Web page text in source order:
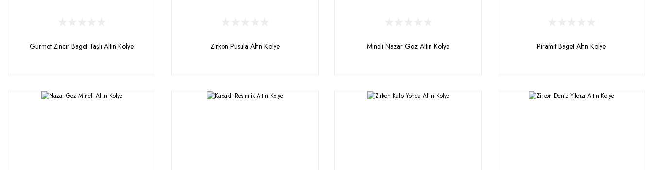
Gurmet Zincir Baget Taşlı Altın Kolye Zirkon Pusula Altın Kolye Mineli Nazar Göz Altın Kolye Piramit Baget Altın Kolye